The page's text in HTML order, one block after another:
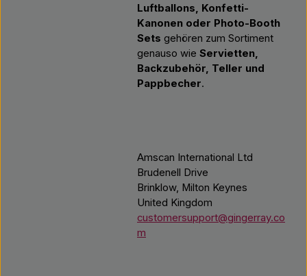
Luftballons, Konfetti-
Kanonen oder Photo-Booth
Sets gehören zum Sortiment
genauso wie Servietten,
Backzubehör, Teller und
Pappbecher.
Amscan International Ltd
Brudenell Drive
Brinklow, Milton Keynes
United Kingdom
customersupport@gingerray.co
m